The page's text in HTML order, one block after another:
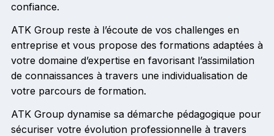
confiance.
ATK Group reste à l’écoute de vos challenges en
entreprise et vous propose des formations adaptées à
votre domaine d’expertise en favorisant l’assimilation
de connaissances à travers une individualisation de
votre parcours de formation.
ATK Group dynamise sa démarche pédagogique pour
sécuriser votre évolution professionnelle à travers